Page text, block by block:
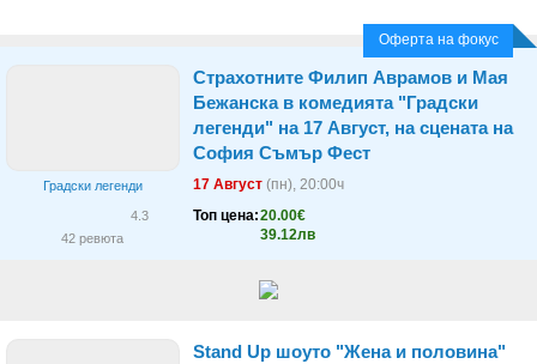
Оферта на фокус
Градски легенди
4.3
42 ревюта
Страхотните Филип Аврамов и Мая
Бежанска в комедията "Градски
легенди" на 17 Август, на сцената на
София Съмър Фест
17 Август (пн), 20:00ч
Топ цена:20.00€
39.12лв
Stand Up шоуто "Жена и половина"